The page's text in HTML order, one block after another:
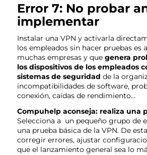
Error 7: No probar
implementar
Instalar una VPN y activarla
los empleados sin hacer pruebas es
muchas empresas y que genera
los dispositivos de los empleados
sistemas de seguridad de la
incompatibilidades de software,
conexión, caídas de rendimiento…
Compuhelp aconseja: realiza una
Selecciona a un pequeño grupo de
una prueba básica de la VPN. De
corregir errores, ajustar
que el lanzamiento general sea lo